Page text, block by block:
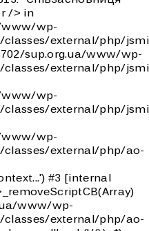
/> in
www/wp-
external/php/
sup.org.ua/www/wp-
external/php/
www/wp-
external/php/
www/wp-
external/php/ao-
#3 [internal
www/wp-
external/php/ao-